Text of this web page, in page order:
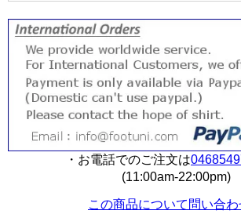
・お電話でのご注文は
(11:00am-22:00pm)
この商品について問い合わ